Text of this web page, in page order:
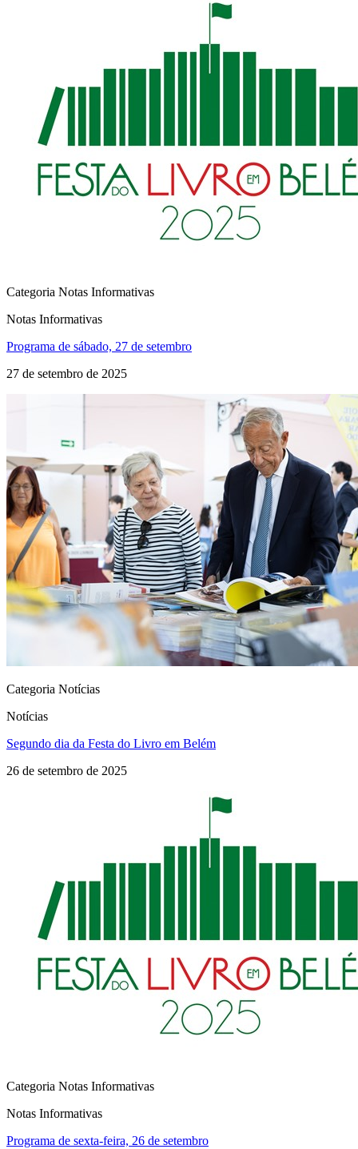
Categoria Notas Informativas
Notas Informativas
Programa de sábado, 27 de setembro
27 de setembro de 2025
Categoria Notícias
Notícias
Segundo dia da Festa do Livro em Belém
26 de setembro de 2025
Categoria Notas Informativas
Notas Informativas
Programa de sexta-feira, 26 de setembro